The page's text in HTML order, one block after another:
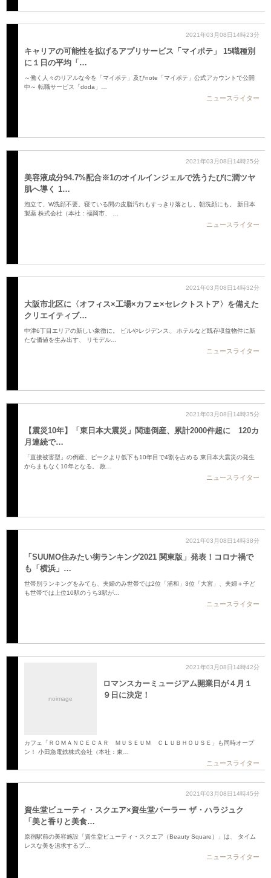
2021年03月08日14時23分
キャリアの可能性を拡げるアプリサービス「マイポテ」 15職種別
に１日の平均「…
～働く人々のリアルな今を「マイポテ」及びnote「マイポテ」公式アカウントで公開
中～ 転職サービス「doda」…
ニュースライター
2021年03月08日14時25分
美容液成分94.7%配合※1のオイルインジェルで洗うたびに潤ツヤ
肌へ導く 1…
泡立て、W洗顔不要。寝ている間の皮脂汚れもすっきり落とし、朝洗顔にも。 新日本
製薬 株式会社（本社：福岡市、 …
ニュースライター
2021年03月08日14時32分
大阪市北区に〈オフィス×工場×カフェ×セレクトストア〉を備えた
クリエイティブ…
中津6丁目エリアの新しい象徴に。 ビルやレジデンス、 ホテルなど既存収益物件に新
たな価値を生み出す、 リモデル…
ニュースライター
2021年03月08日14時35分
【震災10年】「東日本大震災」関連倒産、累計2000件超に 120カ
月連続で…
「直接被害型」の倒産、ピークより低下も10年目で4割を占める 東日本大震災の発生
からまもなく10年となる。 政…
ニュースライター
2021年03月08日14時38分
「SUUMO住みたい街ランキング2021 関東版」発表！コロナ禍で
も「横浜」…
世帯別ランキングをみても、夫婦のみ世帯では2位「浦和」3位「大宮」、夫婦＋子ど
も世帯では上位10駅のうち3駅が…
ニュースライター
noimage
2021年03月08日14時42分
ロマンスカーミュージアム開業日が４月１
９日に決定！
カフェ「ＲＯＭＡＮＣＥＣＡＲ ＭＵＳＥＵＭ ＣＬＵＢＨＯＵＳＥ」も同時オープ
ン！ 小田急電鉄株式会社（本社：東…
ニュースライター
2021年03月08日14時45分
資生堂ビューティ・スクエア×資生堂パーラー ザ・ハラジュク
「美と香りと美食…
原宿駅前の美容施設「資生堂ビューティ・スクエア（Beauty Square）」は、 タイム
レスな美を追求するプ…
ニュースライター